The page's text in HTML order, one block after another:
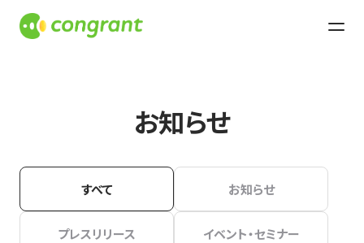
お知らせ
すべて お知らせ
プレスリリース イベント・セミナー